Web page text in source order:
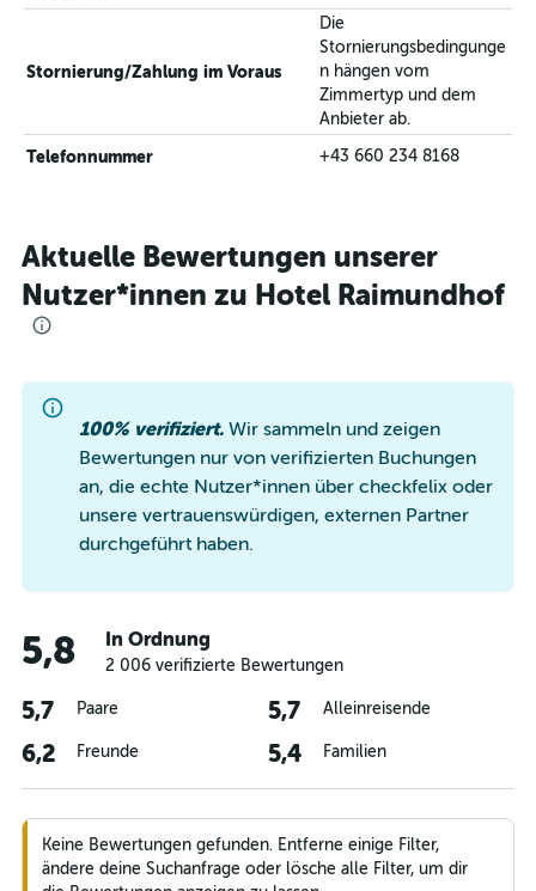
Stornierung/Zahlung im Voraus
Die
Stornierungsbedingunge
n hängen vom
Zimmertyp und dem
Anbieter ab.
Telefonnummer +43 660 234 8168
Aktuelle Bewertungen unserer
Nutzer*innen zu Hotel Raimundhof
100% verifiziert. Wir sammeln und zeigen
Bewertungen nur von verifizierten Buchungen
an, die echte Nutzer*innen über checkfelix oder
unsere vertrauenswürdigen, externen Partner
durchgeführt haben.
5,8 In Ordnung
2 006 verifizierte Bewertungen
5,7 Paare 5,7 Alleinreisende
6,2 Freunde 5,4 Familien
Keine Bewertungen gefunden. Entferne einige Filter,
ändere deine Suchanfrage oder lösche alle Filter, um dir